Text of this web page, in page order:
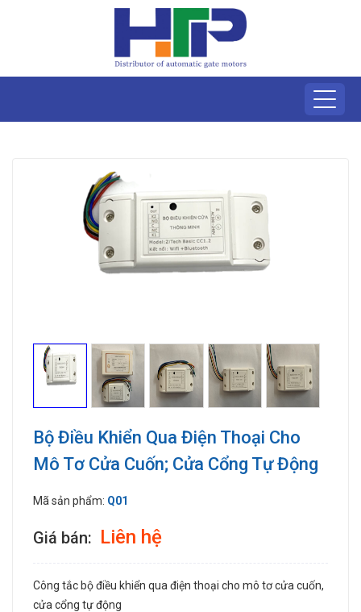
Bộ Điều Khiển Qua Điện Thoại Cho
Mô Tơ Cửa Cuốn; Cửa Cổng Tự Động
Mã sản phẩm: Q01
Giá bán: Liên hệ
Công tắc bộ điều khiển qua điện thoại cho mô tơ cửa cuốn,
cửa cổng tự động